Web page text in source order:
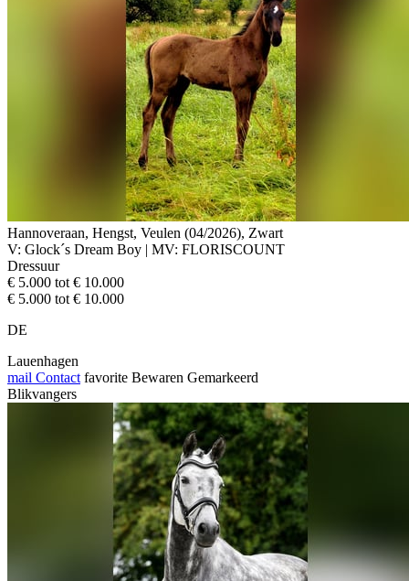
Hannoveraan, Hengst, Veulen (04/2026), Zwart
V: Glock´s Dream Boy | MV: FLORISCOUNT
Dressuur
€ 5.000 tot € 10.000
€ 5.000 tot € 10.000
DE
Lauenhagen
mail Contact favorite Bewaren Gemarkeerd
Blikvangers